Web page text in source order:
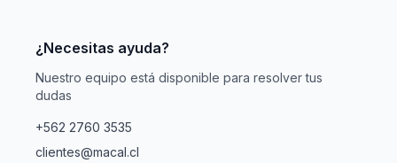
¿Necesitas ayuda?
Nuestro equipo está disponible para resolver tus
dudas
+562 2760 3535
clientes@macal.cl